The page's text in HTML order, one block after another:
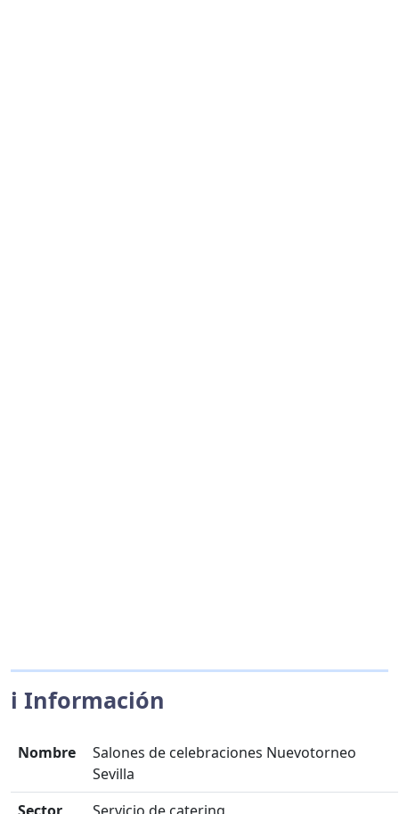
ℹ️ Información
Nombre
Salones de celebraciones Nuevotorneo
Sevilla
Sector
Servicio de catering